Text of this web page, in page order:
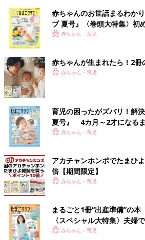
赤ちゃんのお世話まるわか
ブ 夏号』〈巻頭大特集〉初
く！ おっぱい・ミルクの基
赤ちゃん・育児
赤ちゃんが生まれたら！2冊
赤ちゃん・育児
育児の困ったがズバリ！解
夏号』 4カ月～2才になる
いっぱい！
赤ちゃん・育児
アカチャンホンポでたまひ
倍【期間限定】
赤ちゃん・育児
まるごと1冊“出産準備”の本
〈スペシャル大特集〉夫婦
赤ちゃん・育児